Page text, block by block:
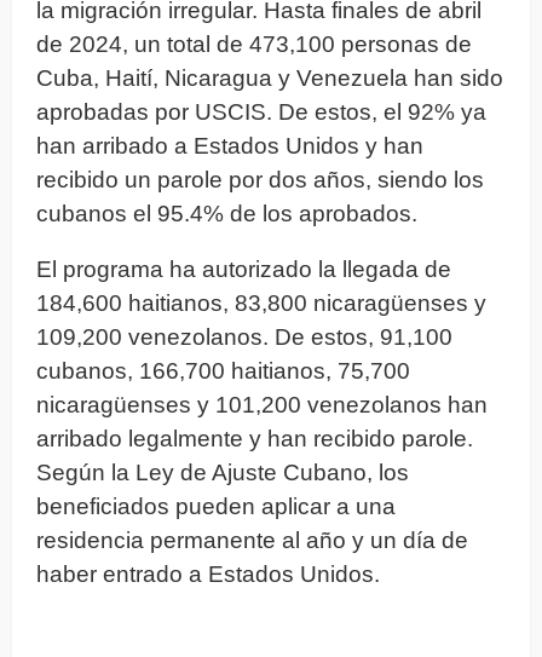
la migración irregular. Hasta finales de abril
de 2024, un total de 473,100 personas de
Cuba, Haití, Nicaragua y Venezuela han sido
aprobadas por USCIS. De estos, el 92% ya
han arribado a Estados Unidos y han
recibido un parole por dos años, siendo los
cubanos el 95.4% de los aprobados.
El programa ha autorizado la llegada de
184,600 haitianos, 83,800 nicaragüenses y
109,200 venezolanos. De estos, 91,100
cubanos, 166,700 haitianos, 75,700
nicaragüenses y 101,200 venezolanos han
arribado legalmente y han recibido parole.
Según la Ley de Ajuste Cubano, los
beneficiados pueden aplicar a una
residencia permanente al año y un día de
haber entrado a Estados Unidos.